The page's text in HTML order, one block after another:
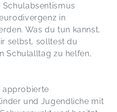
in
Was du tun kannst,
selbst, solltest du
Schulalltag zu helfen,
approbierte
und Jugendliche mit